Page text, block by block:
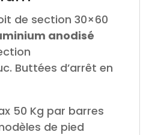
de section 30×60
anodisé
Buttées d’arrêt en
50 Kg par barres
de pied